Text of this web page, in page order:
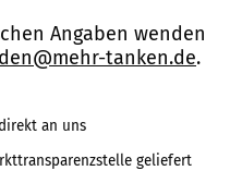
Angaben wenden
tanken.de.
an uns
geliefert